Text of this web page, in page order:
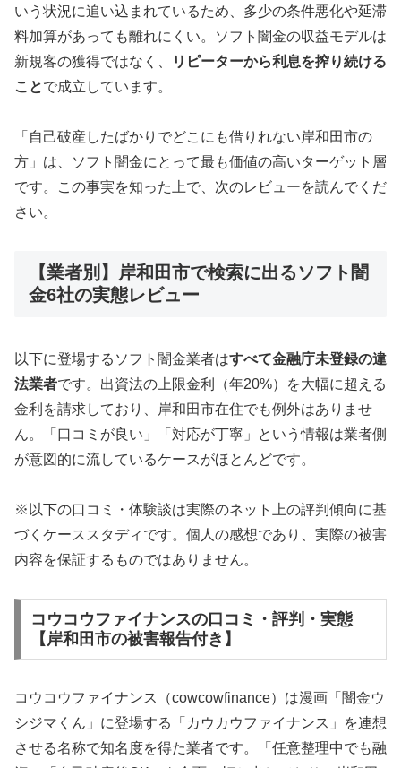
いう状況に追い込まれているため、多少の条件悪化や延滞
料加算があっても離れにくい。ソフト闇金の収益モデルは
新規客の獲得ではなく、
リピーターから利息を搾り続ける
ことで成立しています。
「自己破産したばかりでどこにも借りれない岸和田市の
方」は、ソフト闇金にとって最も価値の高いターゲット層
です。この事実を知った上で、次のレビューを読んでくだ
さい。
【業者別】岸和田市で検索に出るソフト闇
金6社の実態レビュー
以下に登場するソフト闇金業者はすべて金融庁未登録の違
法業者です。出資法の上限金利（年20%）を大幅に超える
金利を請求しており、岸和田市在住でも例外はありませ
ん。「口コミが良い」「対応が丁寧」という情報は業者側
が意図的に流しているケースがほとんどです。
※以下の口コミ・体験談は実際のネット上の評判傾向に基
づくケーススタディです。個人の感想であり、実際の被害
内容を保証するものではありません。
コウコウファイナンスの口コミ・評判・実態
【岸和田市の被害報告付き】
コウコウファイナンス（cowcowfinance）は漫画「闇金ウ
シジマくん」に登場する「カウカウファイナンス」を連想
させる名称で知名度を得た業者です。「任意整理中でも融